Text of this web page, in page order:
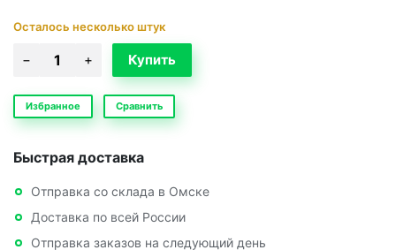
Осталось несколько штук
Избранное Сравнить
Быстрая доставка
Отправка со склада в Омске
Доставка по всей России
Отправка заказов на следующий день